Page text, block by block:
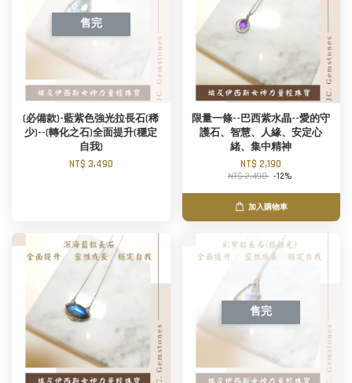
售完
(必備款)-藍紫色強光拉長石(稀
少)--(轉化之石)全面提升(穩定
自我)
NT$ 3,490
限量一條--巴西紫水晶--愛的守
護石、智慧、人緣、安定心
緒、集中精神
NT$ 2,190
NT$ 2,490 -12%
加入購物車
售完